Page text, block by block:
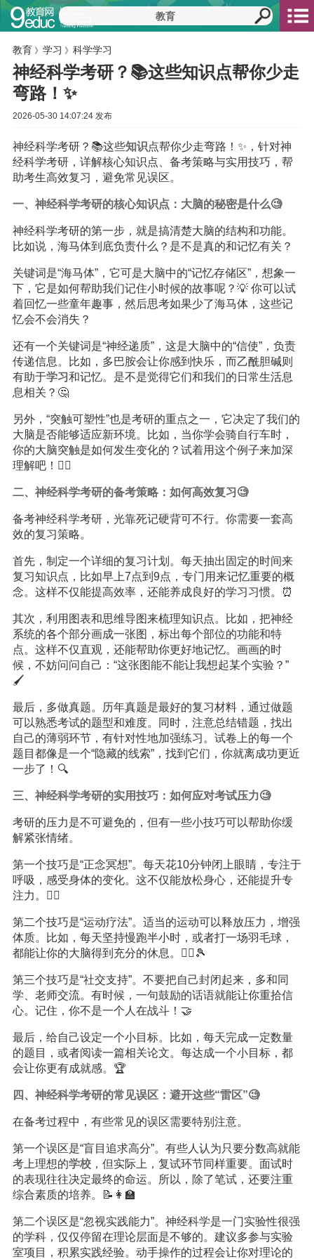
教育 》 学习 》 科学学习
神经科学考研？📚这些知识点帮你少走
弯路！✨
2026-05-30 14:07:24 发布
神经科学考研？📚这些知识点帮你少走弯路！✨，针对神
经科学考研，详解核心知识点、备考策略与实用技巧，帮
助考生高效复习，避免常见误区。
一、神经科学考研的核心知识点：大脑的秘密是什么🧐
神经科学考研的第一步，就是搞清楚大脑的结构和功能。
比如说，海马体到底负责什么？是不是真的和记忆有关？
关键词是“海马体”，它可是大脑中的“记忆存储区”，想象一
下，它是如何帮助我们记住小时候的故事呢？💡 你可以试
着回忆一些童年趣事，然后思考如果少了海马体，这些记
忆会不会消失？
还有一个关键词是“神经递质”，这是大脑中的“信使”，负责
传递信息。比如，多巴胺会让你感到快乐，而乙酰胆碱则
有助于学习和记忆。是不是觉得它们和我们的日常生活息
息相关？🤔
另外，“突触可塑性”也是考研的重点之一，它决定了我们的
大脑是否能够适应新环境。比如，当你学会骑自行车时，
你的大脑突触是如何发生变化的？试着用这个例子来加深
理解吧！🚴‍♀️
二、神经科学考研的备考策略：如何高效复习🧐
备考神经科学考研，光靠死记硬背可不行。你需要一套高
效的复习策略。
首先，制定一个详细的复习计划。每天抽出固定的时间来
复习知识点，比如早上7点到9点，专门用来记忆重要的概
念。这样不仅能提高效率，还能养成良好的学习习惯。⏰
其次，利用图表和思维导图来梳理知识点。比如，把神经
系统的各个部分画成一张图，标出每个部位的功能和特
点。这样不仅直观，还能帮助你更好地记忆。画画的时
候，不妨问问自己：“这张图能不能让我想起某个实验？”
🖌️
最后，多做真题。历年真题是最好的复习材料，通过做题
可以熟悉考试的题型和难度。同时，注意总结错题，找出
自己的薄弱环节，有针对性地加强练习。试卷上的每一个
题目都像是一个“隐藏的线索”，找到它们，你就离成功更近
一步了！🔍
三、神经科学考研的实用技巧：如何应对考试压力🧐
考研的压力是不可避免的，但有一些小技巧可以帮助你缓
解紧张情绪。
第一个技巧是“正念冥想”。每天花10分钟闭上眼睛，专注于
呼吸，感受身体的变化。这不仅能放松身心，还能提升专
注力。🧘‍♀️
第二个技巧是“运动疗法”。适当的运动可以释放压力，增强
体质。比如，每天坚持慢跑半小时，或者打一场羽毛球，
都能让你的大脑得到充分的休息。🏃‍♂️🎾
第三个技巧是“社交支持”。不要把自己封闭起来，多和同
学、老师交流。有时候，一句鼓励的话语就能让你重拾信
心。记住，你不是一个人在战斗！🤝
最后，给自己设定一个小目标。比如，每天完成一定数量
的题目，或者阅读一篇相关论文。每达成一个小目标，都
会让你更有成就感。🏆
四、神经科学考研的常见误区：避开这些“雷区”🧐
在备考过程中，有些常见的误区需要特别注意。
第一个误区是“盲目追求高分”。有些人认为只要分数高就能
考上理想的学校，但实际上，复试环节同样重要。面试时
的表现往往决定最终的命运。所以，除了笔试，还要注重
综合素质的培养。📝👩‍🏫
第二个误区是“忽视实践能力”。神经科学是一门实验性很强
的学科，仅仅停留在理论层面是不够的。建议多参与实验
室项目，积累实践经验。动手操作的过程会让你对理论的